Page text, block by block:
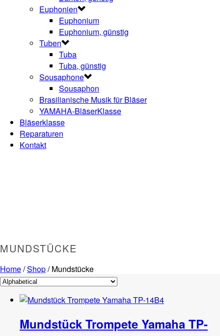
Euphonien
Euphonium
Euphonium, günstig
Tuben
Tuba
Tuba, günstig
Sousaphone
Sousaphon
Brasilianische Musik für Bläser
YAMAHA-BläserKlasse
Bläserklasse
Reparaturen
Kontakt
MUNDSTÜCKE
Home/Shop/Mundstücke
Mundstück Trompete Yamaha TP-